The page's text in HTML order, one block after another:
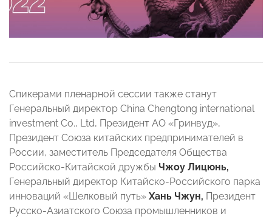
Спикерами пленарной сессии также станут
Генеральный директор China Chengtong international
investment Co., Ltd, Президент АО «Гринвуд»,
Президент Союза китайских предпринимателей в
России, заместитель Председателя Общества
Российско-Китайской дружбы Чжоу Лицюнь,
Генеральный директор Китайско-Российского парка
инноваций «Шелковый путь» Хань Чжун, Президент
Русско-Азиатского Союза промышленников и